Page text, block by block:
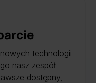
technologii
nasz zespół
dostępny,